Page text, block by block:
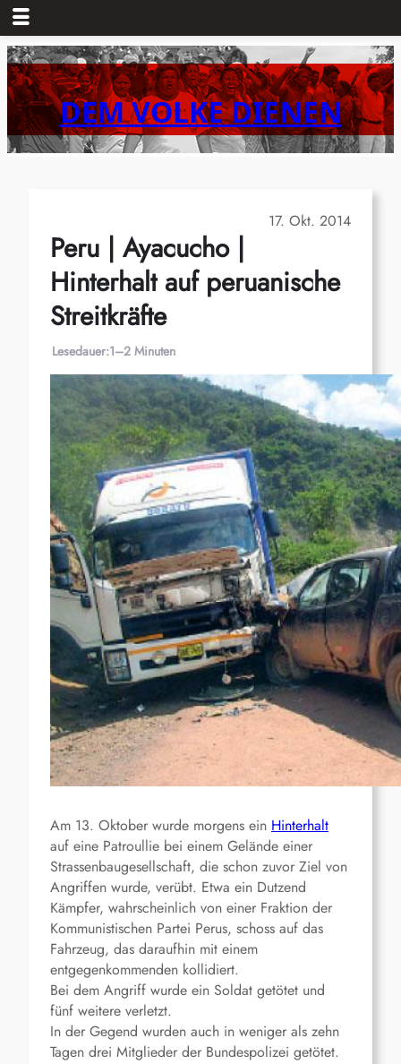
Zum
Inhalt
springenDEM VOLKE DIENEN
17. Okt. 2014
Peru | Ayacucho |
Hinterhalt auf peruanische
Streitkräfte
Lesedauer:1–2 Minuten
Am 13. Oktober wurde morgens ein Hinterhalt
auf eine Patroullie bei einem Gelände einer
Strassenbaugesellschaft, die schon zuvor Ziel von
Angriffen wurde, verübt. Etwa ein Dutzend
Kämpfer, wahrscheinlich von einer Fraktion der
Kommunistischen Partei Perus, schoss auf das
Fahrzeug, das daraufhin mit einem
entgegenkommenden kollidiert.
Bei dem Angriff wurde ein Soldat getötet und
fünf weitere verletzt.
In der Gegend wurden auch in weniger als zehn
Tagen drei Mitglieder der Bundespolizei getötet.